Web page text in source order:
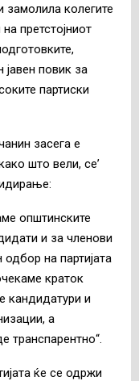
замолила колегите
претстојниот
повик за
партиски
засега е
што вели, се’
општинските
и за членови
на партијата
краток
кандидатури и
а
транспарентно“.
ќе се одржи